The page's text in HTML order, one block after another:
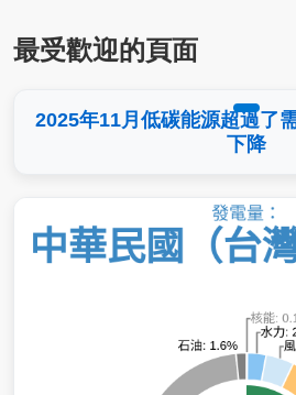
最受歡迎的頁面
2025年11月低碳能源超過了
下降